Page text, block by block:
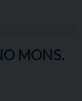
MONS.